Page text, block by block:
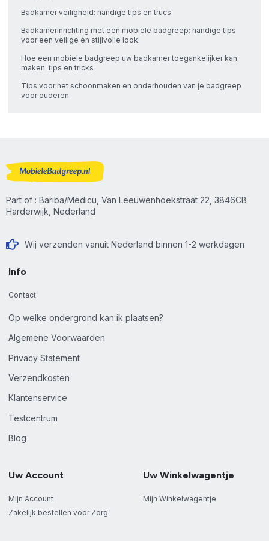
Badkamer veiligheid: handige tips en trucs
Badkamerinrichting met een mobiele badgreep: handige tips
voor een veilige én stijlvolle look
Hoe een mobiele badgreep uw badkamer toegankelijker kan
maken: tips en tricks
Tips voor het schoonmaken en onderhouden van je badgreep
voor ouderen
Part of : Bariba/Medicu, Van Leeuwenhoekstraat 22, 3846CB
Harderwijk, Nederland
Wij verzenden vanuit Nederland binnen 1-2 werkdagen
Info
Contact
Op welke ondergrond kan ik plaatsen?
Algemene Voorwaarden
Privacy Statement
Verzendkosten
Klantenservice
Testcentrum
Blog
Uw Account
Mijn Account
Zakelijk bestellen voor Zorg
Uw Winkelwagentje
Mijn Winkelwagentje